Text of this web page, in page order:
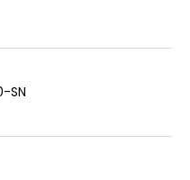
SN